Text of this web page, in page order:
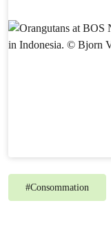
#Consommation